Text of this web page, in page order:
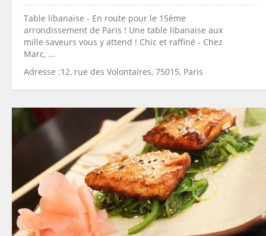
Table libanaise - En route pour le 15ème
arrondissement de Paris ! Une table libanaise aux
mille saveurs vous y attend ! Chic et raffiné - Chez
Marc, ...
Adresse :12, rue des Volontaires, 75015, Paris